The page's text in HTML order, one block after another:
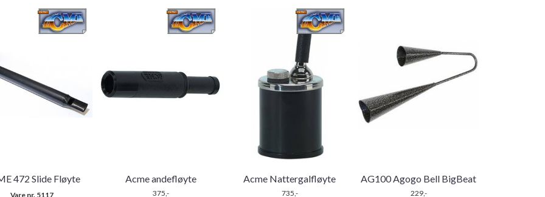
472 Slide Fløyte
Vare nr. 5117
Acme andefløyte
375,-
Acme Nattergalfløyte
735,-
AG100 Agogo Bell BigBeat
229,-